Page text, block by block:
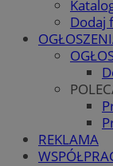
Dodaj
REKLAMA